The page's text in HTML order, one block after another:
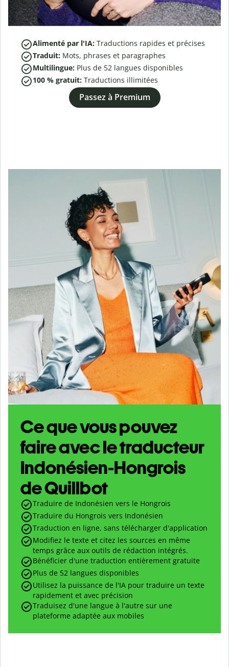
Alimenté par l'IA: Traductions rapides et précises
Traduit: Mots, phrases et paragraphes
Multilingue: Plus de 52 langues disponibles
100 % gratuit: Traductions illimitées
Passez à Premium
Ce que vous pouvez
faire avec le traducteur
Indonésien-Hongrois
de Quillbot
Traduire de Indonésien vers le Hongrois
Traduire du Hongrois vers Indonésien
Traduction en ligne, sans télécharger d'application
Modifiez le texte et citez les sources en même
temps grâce aux outils de rédaction intégrés.
Bénéficier d'une traduction entièrement gratuite
Plus de 52 langues disponibles
Utilisez la puissance de l'IA pour traduire un texte
rapidement et avec précision
Traduisez d'une langue à l'autre sur une
plateforme adaptée aux mobiles